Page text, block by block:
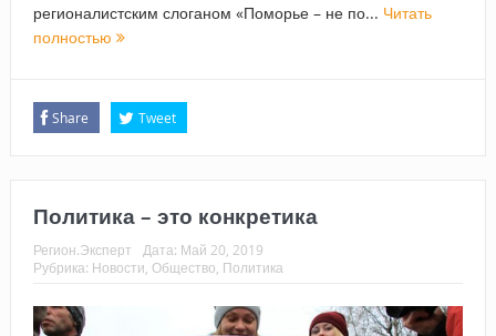
регионалистским слоганом «Поморье – не по... Читать
полностью
Share Tweet
Политика – это конкретика
Регион.Эксперт Дата: Май 20, 2019
Рубрика: Новости, Общество, Политика